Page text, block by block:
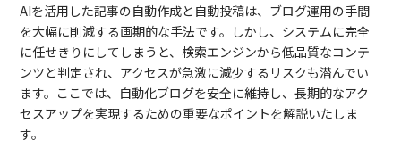
AIを活用した記事の自動作成と自動投稿は、ブログ運用の手間
を大幅に削減する画期的な手法です。しかし、システムに完全
に任せきりにしてしまうと、検索エンジンから低品質なコンテ
ンツと判定され、アクセスが急激に減少するリスクも潜んでい
ます。ここでは、自動化ブログを安全に維持し、長期的なアク
セスアップを実現するための重要なポイントを解説いたしま
す。